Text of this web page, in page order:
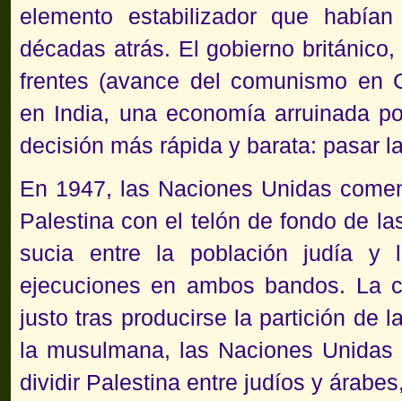
elemento estabilizador que
décadas atrás. El gobierno
frentes (avance del comunismo en
en India, una economía arruinada
decisión más rápida y barata: pasar
En 1947, las Naciones Unidas
Palestina con el telón de fondo de
sucia entre la población judía y
ejecuciones en ambos bandos. La
justo tras producirse la partición de
la musulmana, las Naciones
dividir Palestina entre judíos y